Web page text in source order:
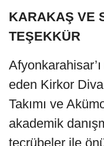
KARAKAŞ VE
TEŞEKKÜR
eden Kirkor
Takımı ve
akademik
tecrübeler ile